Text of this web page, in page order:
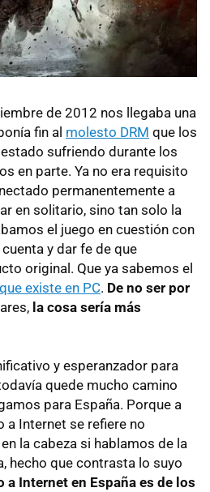
de 2012 nos llegaba una
fin al molesto DRM que los
sufriendo durante los
en parte. Ya no era requisito
permanentemente a
en solitario, sino tan solo la
el juego en cuestión con
y dar fe de que
original. Que ya sabemos el
existe en PC. De no ser por
la cosa sería más
y esperanzador para
quede mucho camino
para España. Porque a
a Internet se refiere no
la cabeza si hablamos de la
hecho que contrasta lo suyo
a Internet en España es de los